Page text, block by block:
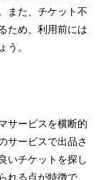
また、チケット不
ため、利用前には
う。
サービスを横断的
サービスで出品さ
いチケットを探し
れる点が特徴で